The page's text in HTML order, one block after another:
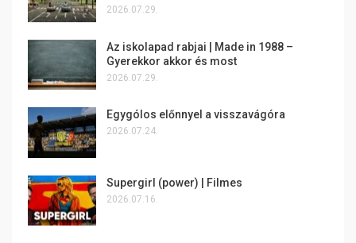
2026.07.29.
Az iskolapad rabjai | Made in 1988 –
Gyerekkor akkor és most
2026.07.29.
Egygólos előnnyel a visszavágóra
2026.07.24.
Supergirl (power) | Filmes
2026.07.16.